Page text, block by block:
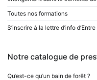
Toutes nos formations
S’inscrire à la lettre d’info
Notre catalogue de
Qu’est-ce qu’un bain de forêt ?